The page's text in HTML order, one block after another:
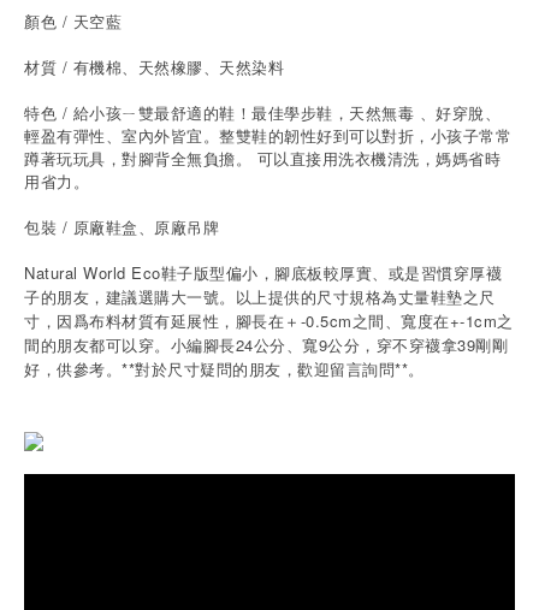
顏色 / 天空藍
材質 / 有機棉、天然橡膠、天然染料
特色 / 給小孩ㄧ雙最舒適的鞋！最佳學步鞋，天然無毒 、好穿脫、
輕盈有彈性、室內外皆宜。整雙鞋的韌性好到可以對折，小孩子常常
蹲著玩玩具，對腳背全無負擔。 可以直接用洗衣機清洗，媽媽省時
用省力。
包裝 / 原廠鞋盒、原廠吊牌
Natural World Eco鞋子版型偏小，腳底板較厚實、或是習慣穿厚襪
子的朋友，建議選購大一號。以上提供的尺寸規格為丈量鞋墊之尺
寸，因爲布料材質有延展性，腳長在＋-0.5cm之間、寬度在+-1cm之
間的朋友都可以穿。小編腳長24公分、寬9公分，穿不穿襪拿39剛剛
好，供參考。**對於尺寸疑問的朋友，歡迎留言詢問**。